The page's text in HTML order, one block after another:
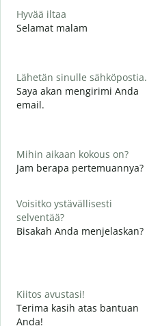
Hyvää iltaa
Selamat malam
Lähetän sinulle sähköpostia.
Saya akan mengirimi Anda
email.
Mihin aikaan kokous on?
Jam berapa pertemuannya?
Voisitko ystävällisesti
selventää?
Bisakah Anda menjelaskan?
Kiitos avustasi!
Terima kasih atas bantuan
Anda!